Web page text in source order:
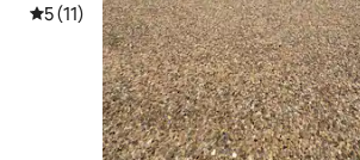
Μέση βαθμολογία: 5 στα 5, 11 κριτικές
5 (11)